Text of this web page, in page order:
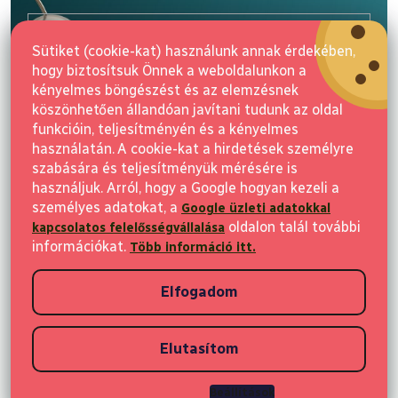
Sütiket (cookie-kat) használunk annak érdekében,
hogy biztosítsuk Önnek a weboldalunkon a
kényelmes böngészést és az elemzésnek
köszönhetően állandóan javítani tudunk az oldal
funkcióin, teljesítményén és a kényelmes
használatán. A cookie-kat a hirdetések személyre
szabására és teljesítményük mérésére is
használjuk. Arról, hogy a Google hogyan kezeli a
személyes adatokat, a Google üzleti adatokkal
kapcsolatos felelősségvállalása oldalon talál további
információkat. Több információ itt.
Beállítások
Elutasítom
Elfogadom
Feliratkozás
Vásárlás
Vásárlási információk
Copyright 2026Elvisia. Minden jog fenntartva.